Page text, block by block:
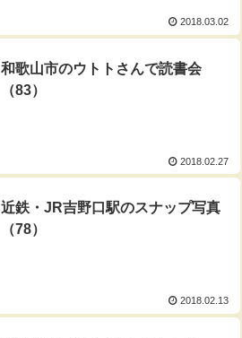
2018.03.02
和歌山市のウトトさんで読書会
（83）
2018.02.27
近鉄・JR吉野口駅のスナップ写真
（78）
2018.02.13